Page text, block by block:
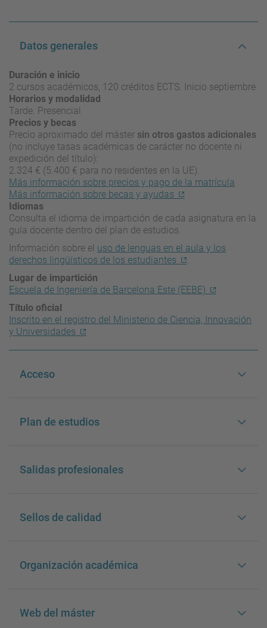
Datos generales
Duración e inicio
2 cursos académicos, 120 créditos ECTS. Inicio septiembre
Horarios y modalidad
Tarde. Presencial
Precios y becas
Precio aproximado del máster sin otros gastos adicionales
(no incluye tasas académicas de carácter no docente ni
expedición del título):
2.324 € (5.400 € para no residentes en la UE).
Más información sobre precios y pago de la matrícula
Más información sobre becas y ayudas
Idiomas
Consulta el idioma de impartición de cada asignatura en la
guía docente dentro del plan de estudios.
Información sobre el uso de lenguas en el aula y los
derechos lingüísticos de los estudiantes
.
Lugar de impartición
Escuela de Ingeniería de Barcelona Este (EEBE)
Título oficial
Inscrito en el registro del Ministerio de Ciencia, Innovación
y Universidades
Acceso
Plan de estudios
Salidas profesionales
Sellos de calidad
Organización académica
Web del máster